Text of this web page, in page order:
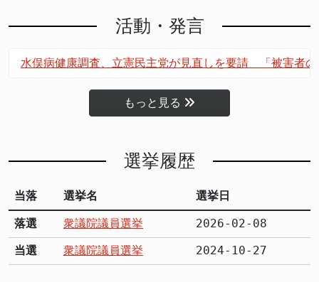
活動・発言
水俣病健康調査、立憲民主党が見直しを要請 「被害者
もっと見る
選挙履歴
当落 選挙名 選挙日
落選 衆議院議員選挙
2026-02-08
当選
衆議院議員選挙 2024-10-27